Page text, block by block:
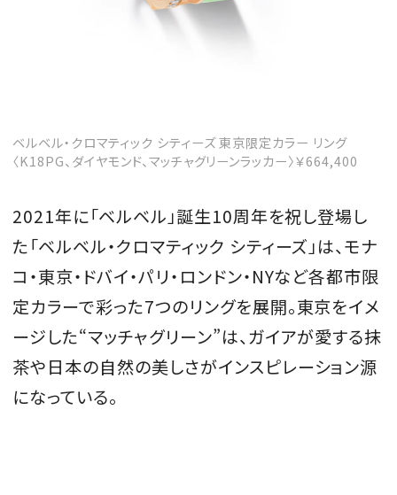
ベルベル・クロマティック シティーズ 東京限定カラー リング
〈K18PG、ダイヤモンド、マッチャグリーンラッカー〉￥664,400
2021年に「ベルベル」誕生10周年を祝し登場し
た「ベルベル・クロマティック シティーズ」は、モナ
コ・東京・ドバイ・パリ・ロンドン・NYなど各都市限
定カラーで彩った7つのリングを展開。東京をイメ
ージした“マッチャグリーン”は、ガイアが愛する抹
茶や日本の自然の美しさがインスピレーション源
になっている。